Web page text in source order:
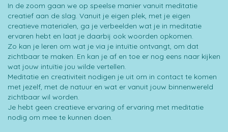
In de zoom gaan we op speelse manier vanuit meditatie
creatief aan de slag. Vanuit je eigen plek, met je eigen
creatieve materialen, ga je verbeelden wat je in meditatie
ervaren hebt en laat je daarbij ook woorden opkomen.
Zo kan je leren om wat je via je intuïtie ontvangt, om dat
zichtbaar te maken. En kan je af en toe er nog eens naar kijken
wat jouw intuïtie jou wilde vertellen.
Meditatie en creativiteit nodigen je uit om in contact te komen
met jezelf, met de natuur en wat er vanuit jouw binnenwereld
zichtbaar wil worden.
Je hebt geen creatieve ervaring of ervaring met meditatie
nodig om mee te kunnen doen.